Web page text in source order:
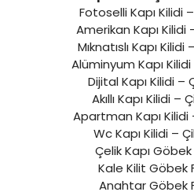
Fotoselli Kapı Kilidi
Amerikan Kapı Kilidi
Mıknatıslı Kapı
Alüminyum Kapı
Dijital Kapı Kilidi –
Akıllı Kapı Kilidi
Apartman Kapı
Wc Kapı Kilidi –
Çelik Kapı
Kale Kilit Göbek
Anahtar Göbek